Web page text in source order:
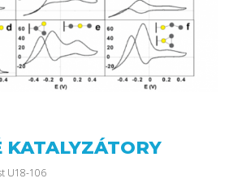
KATALYZÁTORY
U18-106